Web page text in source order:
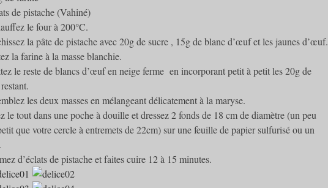
de pistache (Vahiné)
le four à 200°C.
la pâte de pistache avec 20g de sucre , 15g de blanc d’œuf et les jaunes d’œuf.
la farine à la masse blanchie.
le reste de blancs d’œuf en neige ferme en incorporant petit à petit les 20g de
les deux masses en mélangeant délicatement à la maryse.
le tout dans une poche à douille et dressez 2 fonds de 18 cm de diamètre (un peu
que votre cercle à entremets de 22cm) sur une feuille de papier sulfurisé ou un
d’éclats de pistache et faites cuire 12 à 15 minutes.